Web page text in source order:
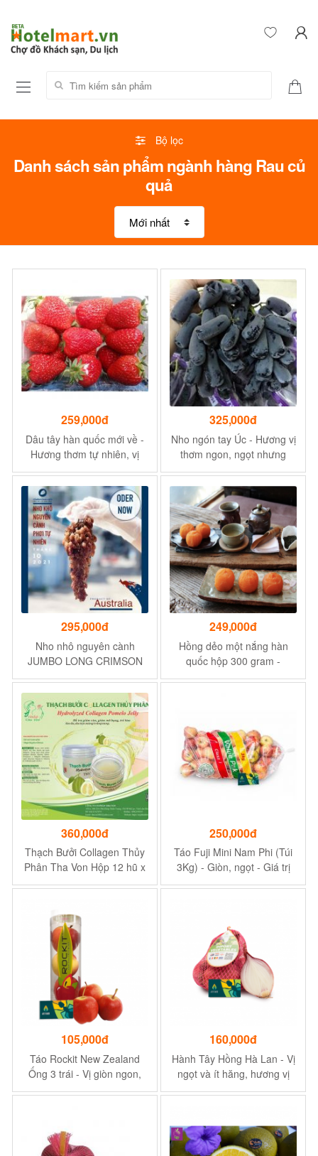
Tìm kiếm sản phẩm:
Bộ lọc
Danh sách sản phẩm ngành hàng Rau củ
quả
259,000đ
Dâu tây hàn quốc mới về -
Hương thơm tự nhiên, vị
ngọt thanh
325,000đ
Nho ngón tay Úc - Hương vị
thơm ngon, ngọt nhưng
không gắt - Hợp với hương
vị người Việt
295,000đ
Nho nhô nguyên cành
JUMBO LONG CRIMSON
hộp 500 gram
249,000đ
Hồng dẻo một nắng hàn
quốc hộp 300 gram -
Hương vị ngọt ngào
360,000đ
Thạch Bưởi Collagen Thủy
Phân Tha Von Hộp 12 hũ x
25 gam Hỗ trợ giảm cân ,
da , da mịn màng trắng
sáng .
250,000đ
Táo Fuji Mini Nam Phi (Túi
3Kg) - Giòn, ngọt - Giá trị
dinh dưỡng cao
105,000đ
Táo Rockit New Zealand
Ống 3 trái - Vị giòn ngon,
ngọt ngọt chua chua
160,000đ
Hành Tây Hồng Hà Lan - Vị
ngọt và ít hăng, hương vị
tươi ngon - 1kg